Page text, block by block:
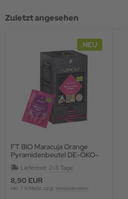
Zuletzt angesehen
NEU
FT BIO Maracuja Orange
Pyramidenbeutel DE-ÖKO-
006
Lieferzeit: 2-3 Tage
8,90 EUR
inkl. 7 % MwSt. zzgl. Versandkosten